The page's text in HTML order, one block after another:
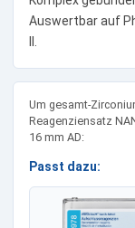
Auswertbar auf
Um gesamt-
Reagenziensatz
16 mm AD:
Passt dazu: